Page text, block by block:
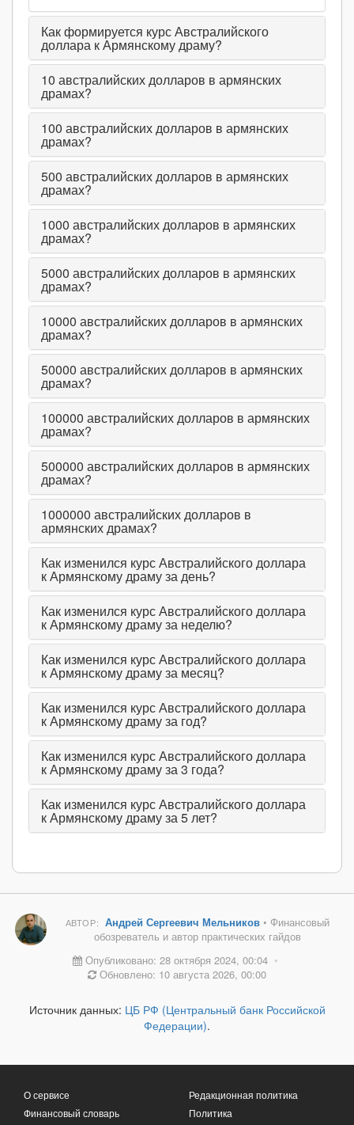
Как формируется курс Австралийского
доллара к Армянскому драму?
10 австралийских долларов в армянских
драмах?
100 австралийских долларов в армянских
драмах?
500 австралийских долларов в армянских
драмах?
1000 австралийских долларов в армянских
драмах?
5000 австралийских долларов в армянских
драмах?
10000 австралийских долларов в армянских
драмах?
50000 австралийских долларов в армянских
драмах?
100000 австралийских долларов в армянских
драмах?
500000 австралийских долларов в армянских
драмах?
1000000 австралийских долларов в
армянских драмах?
Как изменился курс Австралийского доллара
к Армянскому драму за день?
Как изменился курс Австралийского доллара
к Армянскому драму за неделю?
Как изменился курс Австралийского доллара
к Армянскому драму за месяц?
Как изменился курс Австралийского доллара
к Армянскому драму за год?
Как изменился курс Австралийского доллара
к Армянскому драму за 3 года?
Как изменился курс Австралийского доллара
к Армянскому драму за 5 лет?
АВТОР: Андрей Сергеевич Мельников• Финансовый
обозреватель и автор практических гайдов
Опубликовано: 28 октября 2024, 00:04 •
Обновлено: 10 августа 2026, 00:00
Источник данных: ЦБ РФ (Центральный банк Российской
Федерации).
О сервисе
Финансовый словарь
Редакционная политика
Политика